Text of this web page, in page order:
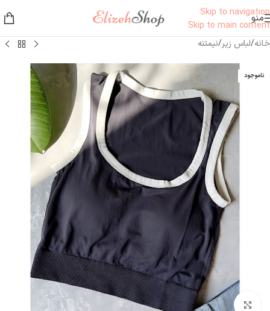
Skip to navigation
Skip to main content
منو
خانه/لباس زیر/نیمتنه
ناموجود
بزرگنمایی تصویر